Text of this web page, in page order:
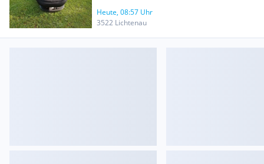
Heute, 08:57 Uhr
3522 Lichtenau